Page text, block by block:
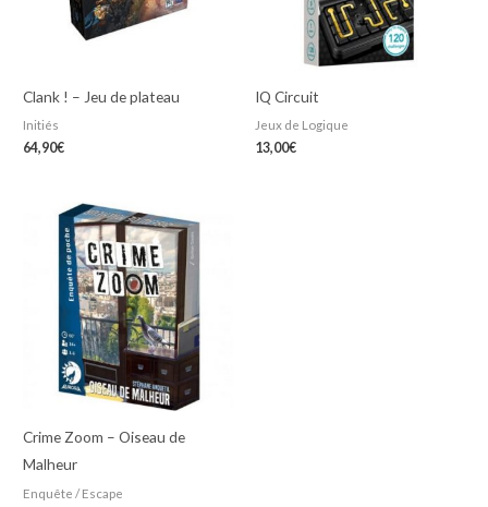
Clank ! – Jeu de plateau
Initiés
64,90€
IQ Circuit
Jeux de Logique
13,00€
Crime Zoom – Oiseau de
Malheur
Enquête / Escape